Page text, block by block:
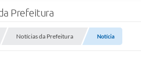
Prefeitura
Notícias da Prefeitura Notícia